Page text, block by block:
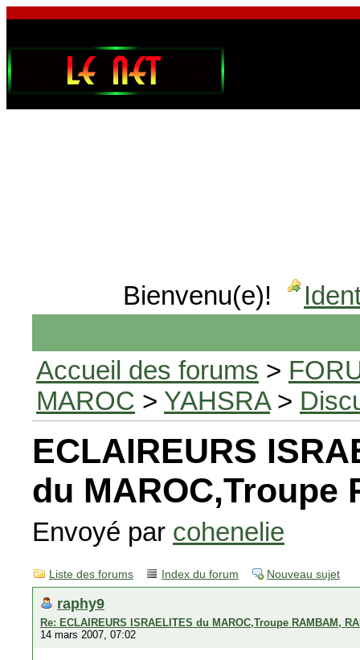
Bienvenu(e)!
Accueil des forums >
MAROC > YAHSRA>
ECLAIREURS
du MAROC,Troupe
Envoyé par cohenelie
Liste des forums Index du forum Nouveau sujet
raphy9
Re: ECLAIREURS ISRAELITES du MAROC,Troupe RAMBAM,
14 mars 2007, 07:02